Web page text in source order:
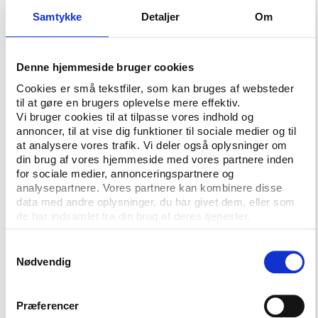
Samtykke Detaljer Om
Denne hjemmeside bruger cookies
Cookies er små tekstfiler, som kan bruges af websteder
til at gøre en brugers oplevelse mere effektiv.
Vi bruger cookies til at tilpasse vores indhold og
annoncer, til at vise dig funktioner til sociale medier og til
at analysere vores trafik. Vi deler også oplysninger om
din brug af vores hjemmeside med vores partnere inden
for sociale medier, annonceringspartnere og
analysepartnere. Vores partnere kan kombinere disse
data med andre oplysninger, du har givet dem, eller som
de har indsamlet fra din brug af deres tjenester.
Nødvendig
Præferencer
variationerne i ligaplaceringerne. Der er altså en
moderat sammenhæng mellem
klubber med høje personaleomkostninger klarer sig
ikke overraskende bedre, men der var også andre
forhold end forskellene i lønudgifter, som påvirkede
de sportslige præstationer.
Årsager til over- og underpræstationer kan
eksempelvis skyldes, at nogle spillere har en større
eller mindre sportslig værdi, end deres løn indikerer.
De enkelte spilleres sportslige produktivitet kan
også afhænge af holdets sammensætning og kultur,
Bronzevinderne fra GOG bedst i HerreligaenI
bedst, når man tager højde for de investerede